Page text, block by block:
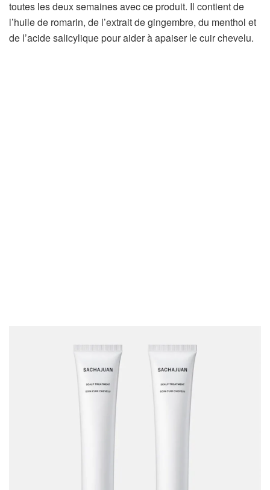
toutes les deux semaines avec ce produit. Il contient de
l’huile de romarin, de l’extrait de gingembre, du menthol et
de l’acide salicylique pour aider à apaiser le cuir chevelu.